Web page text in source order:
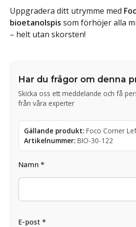
Uppgradera ditt utrymme med
bioetanolspis som förhöjer alla
– helt utan skorsten!
Har du frågor om denna
Skicka oss ett meddelande och få
från våra experter
Gällande produkt: Foco Corner
Artikelnummer: BIO-30-122
Namn *
E-post *